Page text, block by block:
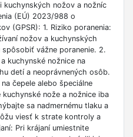
kuchynských nožov a nožníc
(EÚ) 2023/988 o
(GPSR): 1. Riziko poranenia:
nožov a kuchynských
vážne poranenie. 2.
kuchynské nožnice na
detí a neoprávnených osôb.
čepele alebo špeciálne
nože a nožnice iba
sa nadmernému tlaku a
viesť k strate kontroly a
Pri krájaní umiestnite